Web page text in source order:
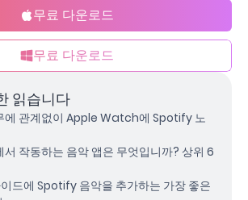
무료 다운로드
무료 다운로드
읽습니다
에 관계없이 Apple Watch에 Spotify 노
서 작동하는 음악 앱은 무엇입니까? 상위 6
드에 Spotify 음악을 추가하는 가장 좋은